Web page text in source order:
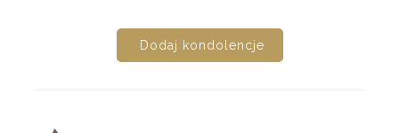
Dodaj kondolencje